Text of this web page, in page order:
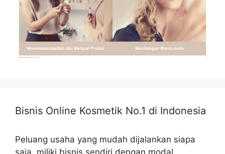
Bisnis Online Kosmetik No.1 di Indonesia
Peluang usaha yang mudah dijalankan siapa
saja, miliki bisnis sendiri dengan modal